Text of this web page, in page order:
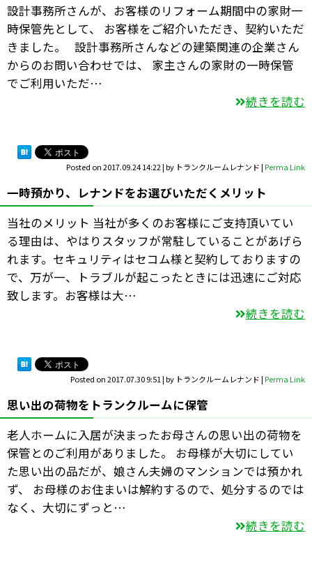
設計事務所さんが、お客様のリフォーム期間中の家財一
時保管先として、 お客様をご紹介いただき、契約いただ
きました。 設計事務所さんなどの建築関連の企業さん
からのお問い合わせでは、 家主さんの家財の一時保管
でご利用いただ…
続きを読む
Posted on2017.09.24 14:22|by トランクルームレナンド|Perma Link
一時預かり、レナンドをお選びいただくメリット
当社のメリット 当社が多くのお客様にご支持頂いてい
る理由は、やはりスタッフが常駐していることがあげら
れます。セキュリティはセコム様と契約しておりますの
で、万が一、トラブルが起こったときには迅速にご対応
致します。お客様は大…
続きを読む
Posted on2017.07.30 9:51 |by トランクルームレナンド|Perma Link
思い出の荷物をトランクルームに保管
老人ホームに入居が決まったお母さんの思い出の荷物を
保管とのご利用がありました。 お母様が大切にしてい
た思い出の品だが、娘さん夫婦のマンションでは預かれ
ず、 お母様のお住まいは解約するので、処分するのでは
なく、大切にずっと…
続きを読む